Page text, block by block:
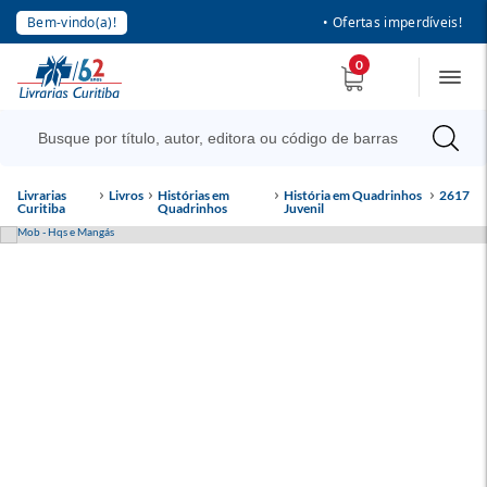
Bem-vindo(a)! • Ofertas imperdíveis!
0
Livrarias
Curitiba
Livros
Histórias em
Quadrinhos
História em Quadrinhos
Juvenil
2617